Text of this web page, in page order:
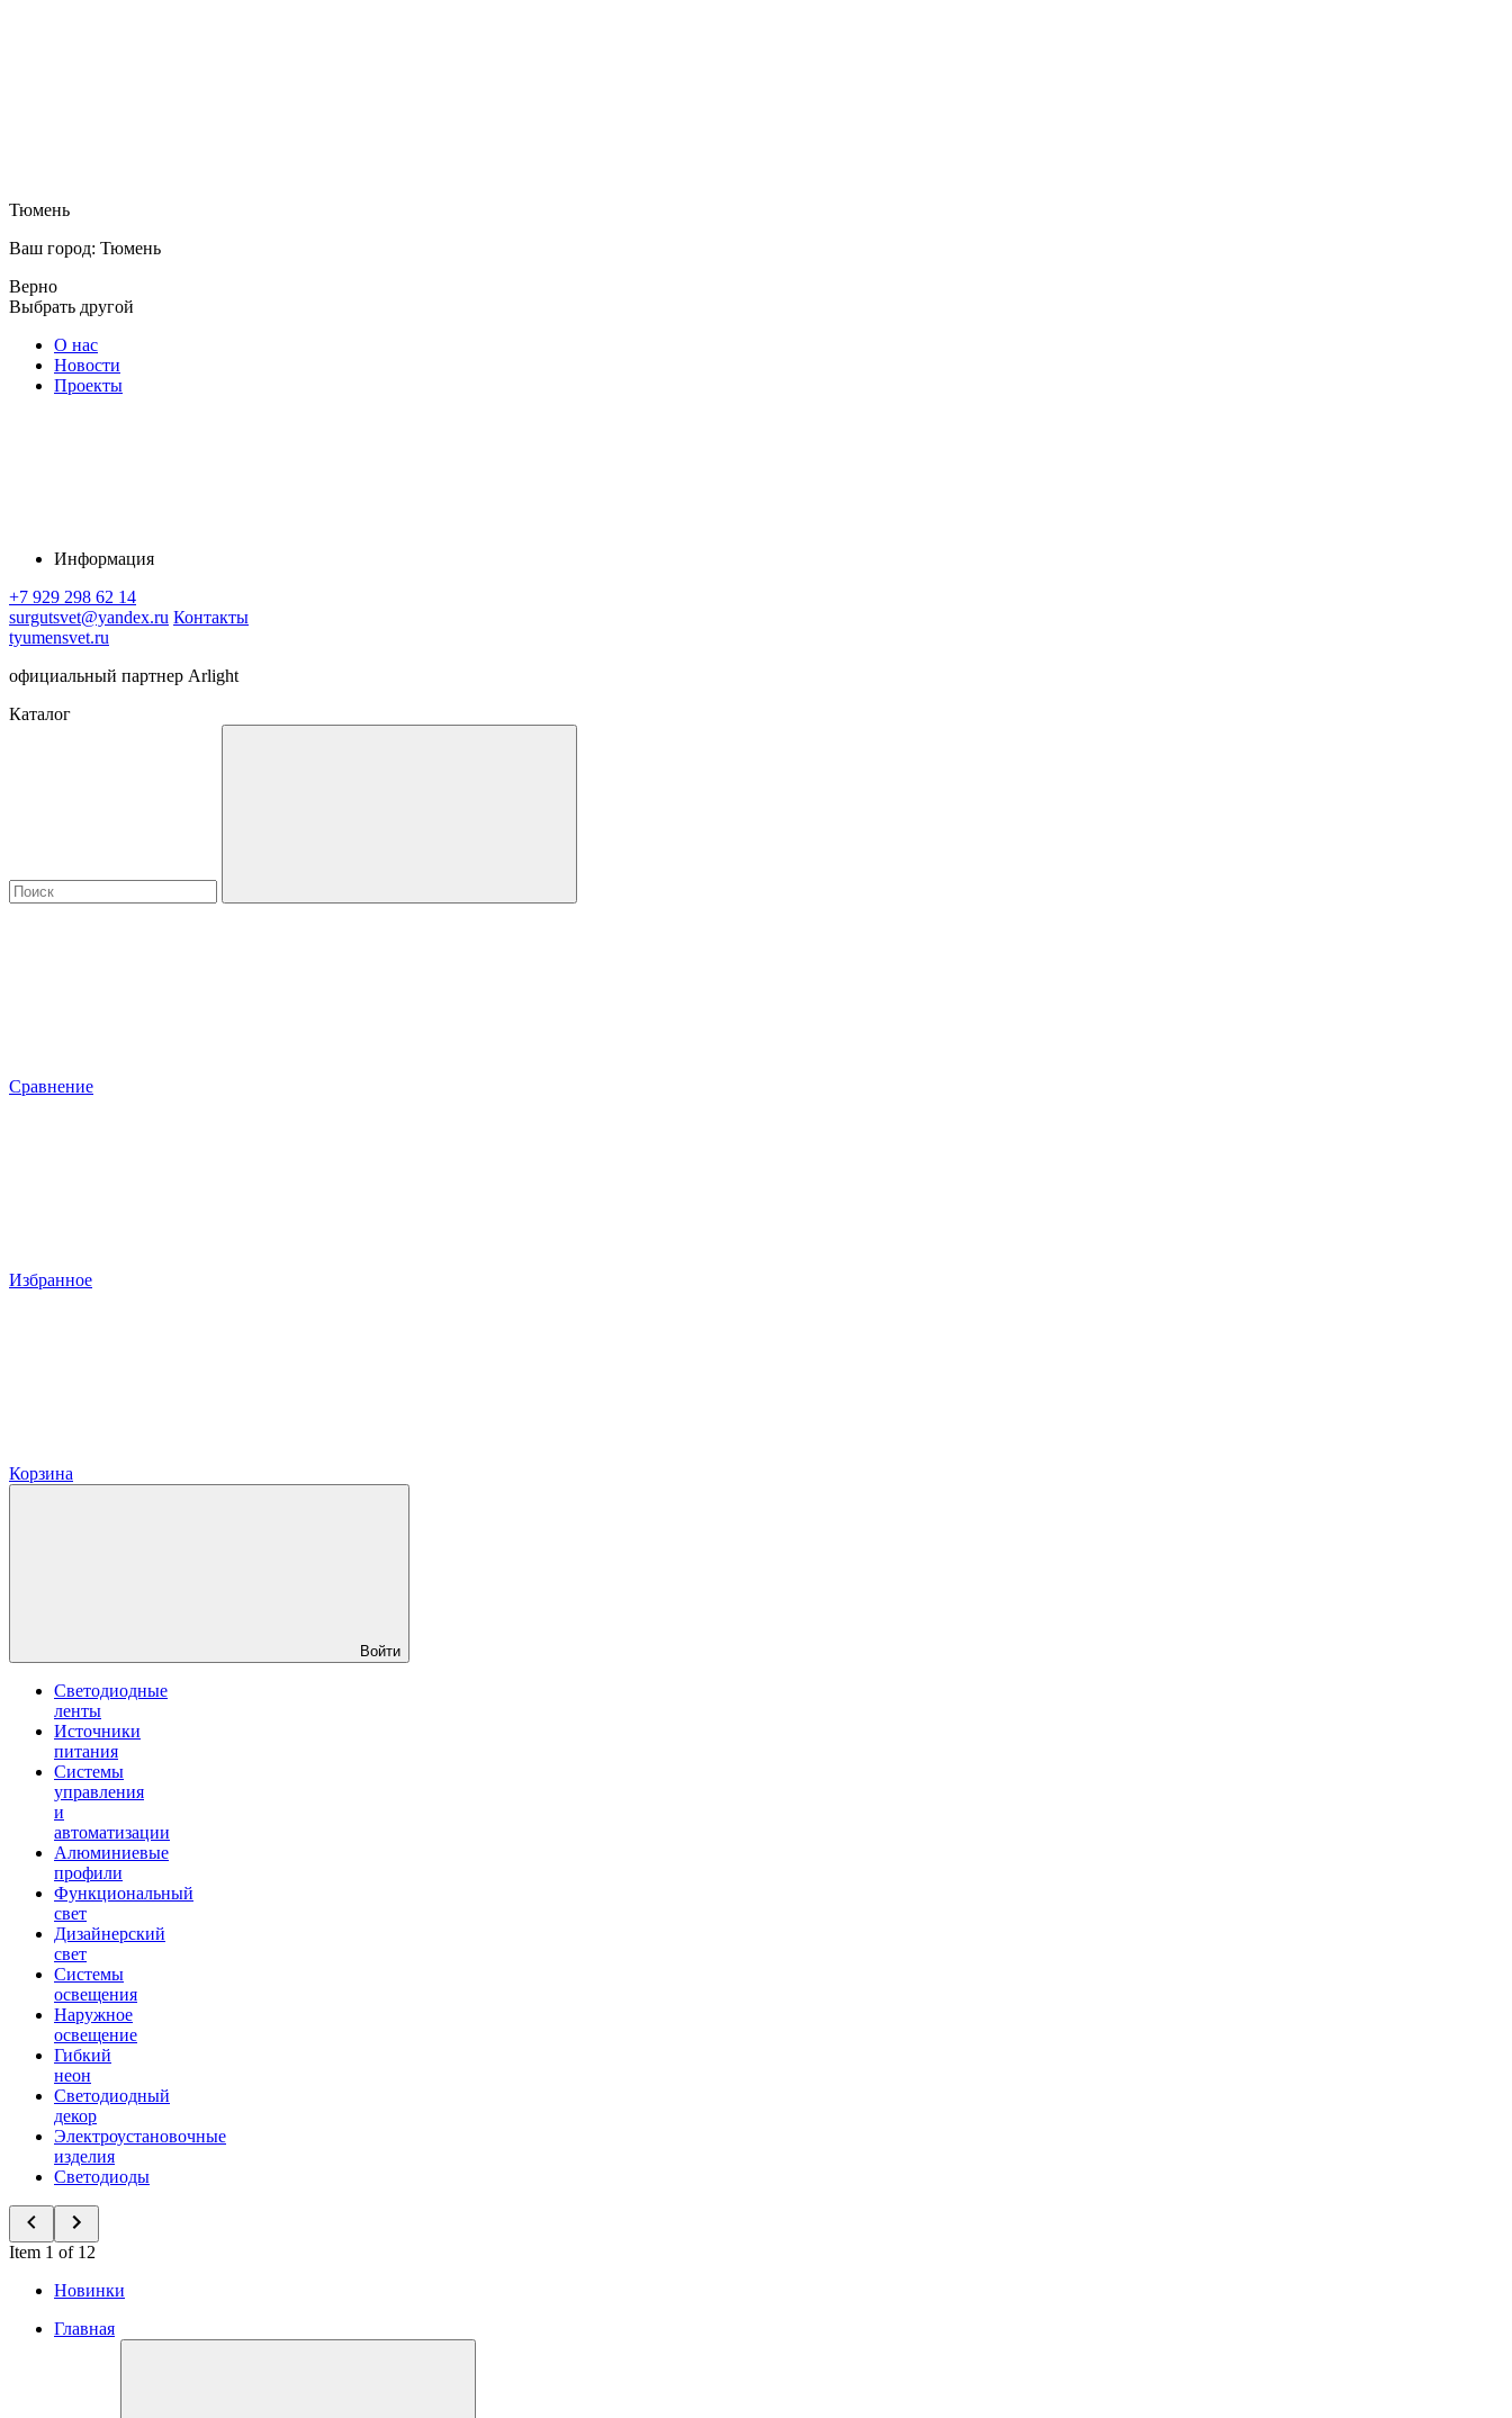
Тюмень
Ваш город: Тюмень
Верно
Выбрать другой
О нас
Новости
Проекты
Информация
+7 929 298 62 14
surgutsvet@yandex.ru Контакты
tyumensvet.ru
официальный партнер Arlight
Каталог
Сравнение
Избранное
Корзина
Войти
Светодиодные
ленты
Источники
питания
Системы
управления
и
автоматизации
Алюминиевые
профили
Функциональный
свет
Дизайнерский
свет
Системы
освещения
Наружное
освещение
Гибкий
неон
Светодиодный
декор
Электроустановочные
изделия
Светодиоды
Item 1 of 12
Новинки
Главная